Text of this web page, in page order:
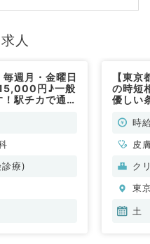
人
毎週月・金曜日
円♪一般
駅チカで通勤
療)
【東
の時短
優しい
（皮時
皮
ク
東
土